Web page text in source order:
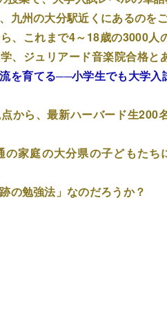
州の大分駅近くにあるのを
、これまで4～18歳の3000
、ジュリアード音楽院合格
流を育てる──小学生でも大学
から、最新ハーバード生200
の家庭の大分県の子どもた
の勉強法」なのだろうか？